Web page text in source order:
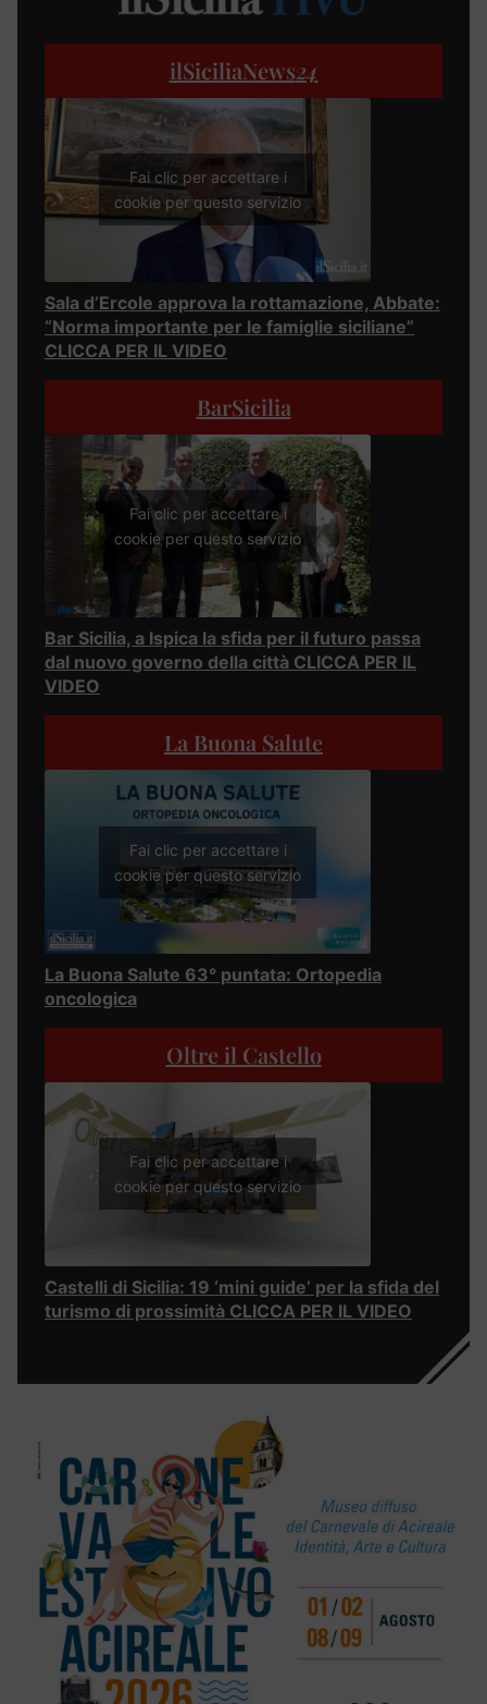
ilSiciliaNews24
Fai clic per accettare i
cookie per questo servizio
Sala d’Ercole approva la rottamazione, Abbate:
“Norma importante per le famiglie siciliane”
CLICCA PER IL VIDEO
BarSicilia
Fai clic per accettare i
cookie per questo servizio
Bar Sicilia, a Ispica la sfida per il futuro passa
dal nuovo governo della città CLICCA PER IL
VIDEO
La Buona Salute
Fai clic per accettare i
cookie per questo servizio
La Buona Salute 63° puntata: Ortopedia
oncologica
Oltre il Castello
Fai clic per accettare i
cookie per questo servizio
Castelli di Sicilia: 19 ‘mini guide’ per la sfida del
turismo di prossimità CLICCA PER IL VIDEO